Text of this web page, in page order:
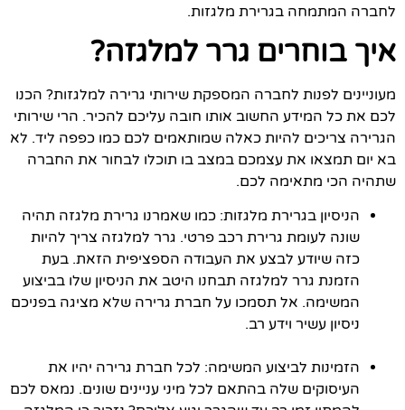
לחברה המתמחה בגרירת מלגזות.
איך בוחרים גרר למלגזה?
מעוניינים לפנות לחברה המספקת שירותי גרירה למלגזות? הכנו
לכם את כל המידע החשוב אותו חובה עליכם להכיר. הרי שירותי
הגרירה צריכים להיות כאלה שמותאמים לכם כמו כפפה ליד. לא
בא יום תמצאו את עצמכם במצב בו תוכלו לבחור את החברה
שתהיה הכי מתאימה לכם.
הניסיון בגרירת מלגזות: כמו שאמרנו גרירת מלגזה תהיה
שונה לעומת גרירת רכב פרטי. גרר למלגזה צריך להיות
כזה שיודע לבצע את העבודה הספציפית הזאת. בעת
הזמנת גרר למלגזה תבחנו היטב את הניסיון שלו בביצוע
המשימה. אל תסמכו על חברת גרירה שלא מציגה בפניכם
ניסיון עשיר וידע רב.
הזמינות לביצוע המשימה: לכל חברת גרירה יהיו את
העיסוקים שלה בהתאם לכל מיני עניינים שונים. נמאס לכם